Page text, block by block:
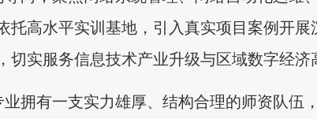
托高水平实训基地，引入真实项目案例开
切实服务信息技术产业升级与区域数字经济
拥有一支实力雄厚、结构合理的师资队伍